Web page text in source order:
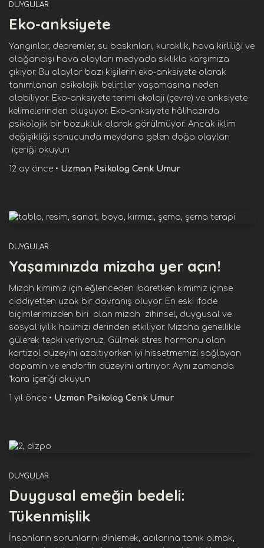
DUYGULAR
Eko-anksiyete
Yangınlar, depremler, su baskınları, kuraklık, hava kirliliği ve
olağandışı hava olayları medyada sıklıkla karşımıza
çıkıyor. Bu olaylar bazı kişilerin eko-anksiyete olarak
tanımlanan psikolojik belirtiler yaşamasına neden
olabiliyor. Eko-anksiyete terimi ekoloji (çevre) ve anksiyete
kelimelerinden oluşuyor. Eko-anksiyete hâlihazırda
psikolojik bir bozukluk olarak görülmüyor. Ancak iklim
değişikliği sonucunda meydana gelen doğa olayları
içeriği okuyun
12 ay önce • Uzman Psikolog Cenk Umur
DUYGULAR
Yaşamınızda mizaha yer açın!
Mizah kimimiz için eğlenceden ibaretken kimimiz içinse
ciddiyetten uzak bir davranış oluyor. En eski ifade
biçimlerimizden biri olan mizah zihinsel, duygusal ve
sosyal iyilik halimizi derinden etkiliyor. Mizaha genellikle
gülerek tepki veriyoruz. Gülmek stres hormonu olan
kortizol düzeyini azaltıyorken iyi hissetmemizi sağlayan
dopamin ve endorfin düzeyini artırıyor. Aynı zamanda
“kara içeriği okuyun
1 yıl önce • Uzman Psikolog Cenk Umur
DUYGULAR
Duygusal emeğin bedeli:
Tükenmişlik
İnsanların sorunlarını dinlemek, acılarına tanık olmak,